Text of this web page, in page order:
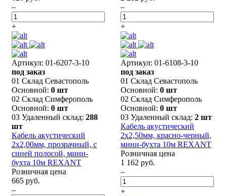
–
+
–
+
Артикул: 01-6207-3-10
под заказ
01 Склад Севастополь
Основной: 0 шт
02 Склад Симферополь
Основной: 0 шт
03 Удаленный склад: 288
шт
Кабель акустический
2х2,00мм, прозрачный, с
синей полосой, мини-
бухта 10м REXANT
Розничная цена
665 руб.
–
Артикул: 01-6108-3-10
под заказ
01 Склад Севастополь
Основной: 0 шт
02 Склад Симферополь
Основной: 0 шт
03 Удаленный склад: 2 шт
Кабель акустический
2х2,50мм, красно-черный,
мини-бухта 10м REXANT
Розничная цена
1 162 руб.
–
+